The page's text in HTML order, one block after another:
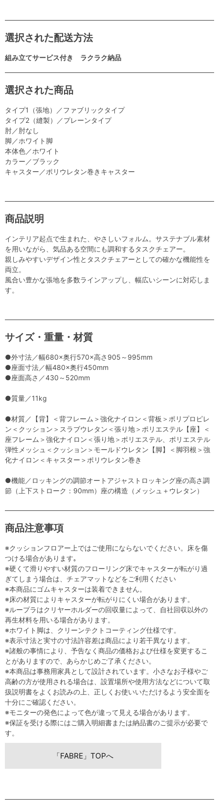
選択された配送方法
組み立てサービス付き ラクラク納品
選択された商品
タイプ1（張地）／ファブリックタイプ
タイプ2（縫製）／プレーンタイプ
肘／肘なし
脚／ホワイト脚
本体色／ホワイト
カラー／ブラック
キャスター／ポリウレタン巻きキャスター
商品説明
インテリア起点で生まれた、やさしいフォルム。サステナブル素材
を用いながら、気品ある空間にも調和するタスクチェアー。
親しみやすいデザイン性とタスクチェアーとしての確かな機能性を
両立。
風合い豊かな張地を多数ラインアップし、幅広いシーンに対応しま
す。
サイズ・重量・材質
●外寸法／幅680×奥行570×高さ905～995mm
●座面寸法／幅480×奥行450mm
●座面高さ／430～520mm
●質量／11kg
●材質／【背】＜背フレーム＞強化ナイロン＜背板＞ポリプロピレ
ン＜クッション＞スラブウレタン＜張り地＞ポリエステル【座】＜
座フレーム＞強化ナイロン＜張り地＞ポリエステル、ポリエステル
弾性メッシュ＜クッション＞モールドウレタン【脚】＜脚羽根＞強
化ナイロン＜キャスター＞ポリウレタン巻き
●機能／ロッキングの調節オートアジャストロッキング座の高さ調
節（上下ストローク：90mm）座の構造（メッシュ＋ウレタン）
商品注意事項
※クッションフロアー上ではご使用にならないでください。床を傷
つける場合があります｡
※硬くて滑りやすい材質のフローリング床でキャスターが転がり過
ぎてしまう場合は、チェアマットなどをご利用ください
※本商品にゴムキャスターは装着できません。
※床の材質によりキャスターが転がりにくい場合があります。
※ループラはクリヤーホルダーの回収量によって、自社回収以外の
再生材料を用いる場合があります。
※ホワイト脚は、クリーンテクトコーティング仕様です。
※表示寸法と実寸の寸法許容差は商品により若干異なります。
※諸般の事情により、予告なく商品の価格および仕様を変更するこ
とがありますので、あらかじめご了承ください。
※本商品は事務用家具として設計されています。小さなお子様やご
高齢の方が使用される場合は、設置場所や使用方法などについて取
扱説明書をよくお読みの上、正しくお使いいただけるよう安全面を
十分にご確認ください。
※モニターの発色によって色が違って見える場合があります。
※保証を受ける際にはご購入明細書または納品書のご提示が必要で
す。
「FABRE」TOPへ